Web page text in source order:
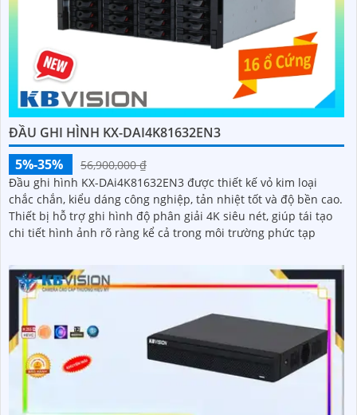
ĐẦU GHI HÌNH KX-DAI4K81632EN3
5%-35%
56,900,000 ₫
Đầu ghi hình KX-DAi4K81632EN3 được thiết kế vỏ kim loại
chắc chắn, kiểu dáng công nghiệp, tản nhiệt tốt và độ bền cao.
Thiết bị hỗ trợ ghi hình độ phân giải 4K siêu nét, giúp tái tạo
chi tiết hình ảnh rõ ràng kể cả trong môi trường phức tạp